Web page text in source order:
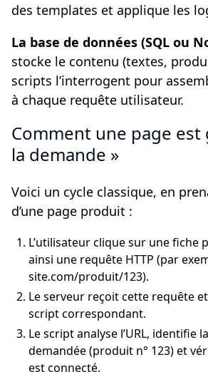
des templates et applique les
La base de données (SQL ou
stocke le contenu (textes,
scripts l’interrogent pour
à chaque requête utilisateur.
Comment une page est
la demande »
Voici un cycle classique, en
d’une page produit :
L’utilisateur clique sur une fiche
ainsi une requête HTTP (par
site.com/produit/123).
Le serveur reçoit cette requête
script correspondant.
Le script analyse l’URL, identifie
demandée (produit n° 123) et
est connecté.